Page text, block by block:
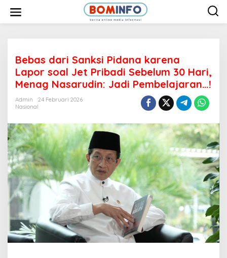
Bebas dari Sanksi Pidana karena
Lapor soal Jet Pribadi Sebelum 30 Hari,
Menag Nasarudin: Jadi Pembelajaran…!
Admin
24 Februari 2026
Nasional